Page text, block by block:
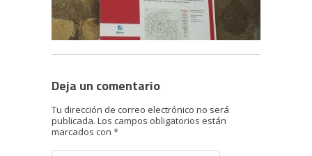
Deja un comentario
Tu dirección de correo electrónico no será
publicada. Los campos obligatorios están
marcados con *